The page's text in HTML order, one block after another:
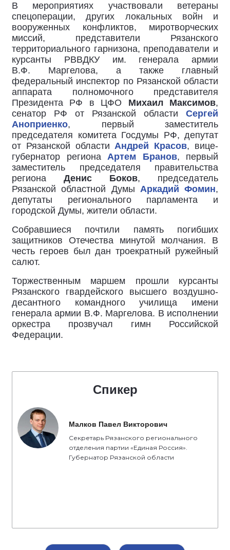
В мероприятиях участвовали ветераны
спецоперации, других локальных войн и
вооруженных конфликтов, миротворческих
миссий, представители Рязанского
территориального гарнизона, преподаватели и
курсанты РВВДКУ им. генерала армии
В.Ф. Маргелова, а также главный
федеральный инспектор по Рязанской области
аппарата полномочного представителя
Президента РФ в ЦФО Михаил Максимов,
сенатор РФ от Рязанской области Сергей
Аноприенко, первый заместитель
председателя комитета Госдумы РФ, депутат
от Рязанской областиАндрей Красов, вице-
губернатор региона Артем Бранов, первый
заместитель председателя правительства
региона Денис Боков, председатель
Рязанской областной Думы Аркадий Фомин,
депутаты регионального парламента и
городской Думы, жители области.
Собравшиеся почтили память погибших
защитников Отечества минутой молчания. В
честь героев был дан троекратный ружейный
салют.
Торжественным маршем прошли курсанты
Рязанского гвардейского высшего воздушно-
десантного командного училища имени
генерала армии В.Ф. Маргелова. В исполнении
оркестра прозвучал гимн Российской
Федерации.
Спикер
Малков Павел Викторович
Секретарь Рязанского регионального
отделения партии «Единая Россия».
Губернатор Рязанской области